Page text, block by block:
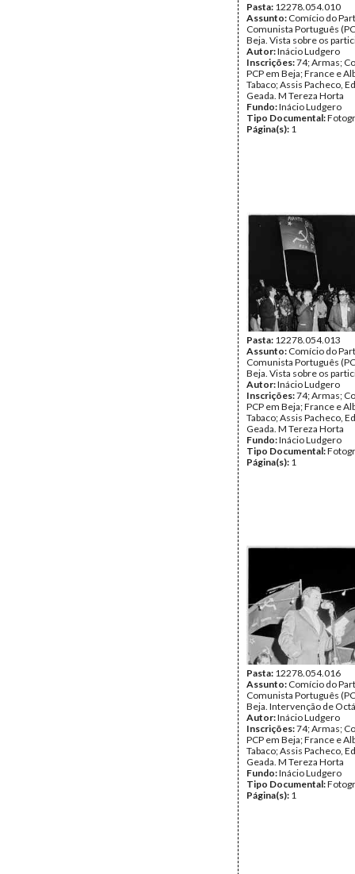
Pasta: 12278.054.010
Assunto: Comício do
Comunista Português
Beja. Vista sobre os
Autor:Inácio Ludgero
Inscrições:74; Armas;
PCP em Beja; France e
Tabaco; Assis Pacheco,
Geada. M Tereza Horta
Fundo:Inácio Ludgero
Tipo Documental:
Página(s): 1
Pasta: 12278.054.013
Assunto: Comício do
Comunista Português
Beja. Vista sobre os
Autor:Inácio Ludgero
Inscrições:74; Armas;
PCP em Beja; France e
Tabaco; Assis Pacheco,
Geada. M Tereza Horta
Fundo:Inácio Ludgero
Tipo Documental:
Página(s): 1
Pasta: 12278.054.016
Assunto: Comício do
Comunista Português
Beja. Intervenção de
Autor:Inácio Ludgero
Inscrições:74; Armas;
PCP em Beja; France e
Tabaco; Assis Pacheco,
Geada. M Tereza Horta
Fundo:Inácio Ludgero
Tipo Documental:
Página(s): 1